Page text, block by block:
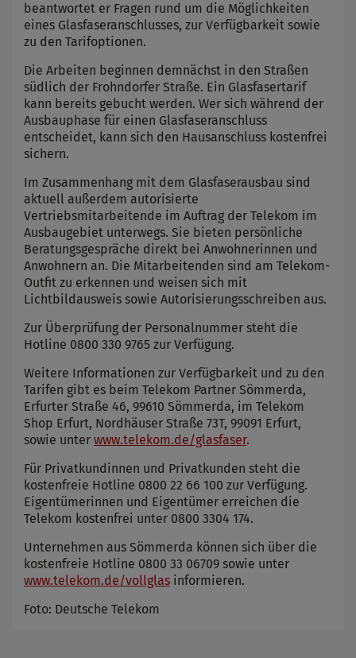
beantwortet er Fragen rund um die Möglichkeiten
eines Glasfaseranschlusses, zur Verfügbarkeit sowie
zu den Tarifoptionen.
Die Arbeiten beginnen demnächst in den Straßen
südlich der Frohndorfer Straße. Ein Glasfasertarif
kann bereits gebucht werden. Wer sich während der
Ausbauphase für einen Glasfaseranschluss
entscheidet, kann sich den Hausanschluss kostenfrei
sichern.
Im Zusammenhang mit dem Glasfaserausbau sind
aktuell außerdem autorisierte
Vertriebsmitarbeitende im Auftrag der Telekom im
Ausbaugebiet unterwegs. Sie bieten persönliche
Beratungsgespräche direkt bei Anwohnerinnen und
Anwohnern an. Die Mitarbeitenden sind am Telekom-
Outfit zu erkennen und weisen sich mit
Lichtbildausweis sowie Autorisierungsschreiben aus.
Zur Überprüfung der Personalnummer steht die
Hotline 0800 330 9765 zur Verfügung.
Weitere Informationen zur Verfügbarkeit und zu den
Tarifen gibt es beim Telekom Partner Sömmerda,
Erfurter Straße 46, 99610 Sömmerda, im Telekom
Shop Erfurt, Nordhäuser Straße 73T, 99091 Erfurt,
sowie unter www.telekom.de/glasfaser.
Für Privatkundinnen und Privatkunden steht die
kostenfreie Hotline 0800 22 66 100 zur Verfügung.
Eigentümerinnen und Eigentümer erreichen die
Telekom kostenfrei unter 0800 3304 174.
Unternehmen aus Sömmerda können sich über die
kostenfreie Hotline 0800 33 06709 sowie unter
www.telekom.de/vollglas informieren.
Foto: Deutsche Telekom